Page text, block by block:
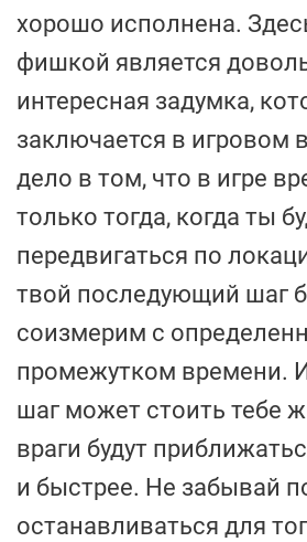
хорошо исполнена.
фишкой является
интересная задумка,
заключается в игровом
дело в том, что в игре
только тогда, когда ты
передвигаться по
твой последующий шаг
соизмерим с
промежутком времени.
шаг может стоить тебе
враги будут
и быстрее. Не забывай
останавливаться для